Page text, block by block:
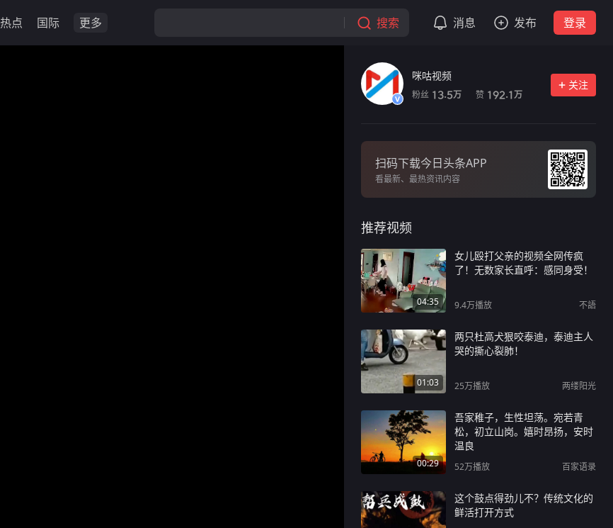
热点 国际 更多 搜索 消息 发布 登录
咪咕视频
粉丝 13.5万 赞 192.1万
关注
扫码下载今日头条APP
看最新、最热资讯内容
推荐视频
04:35
女儿殴打父亲的视频全网传疯
了！无数家长直呼：感同身受！
9.4万播放 不語
01:03
两只杜高犬狠咬泰迪，泰迪主人
哭的撕心裂肺！
25万播放 两缕阳光
00:29
吾家稚子，生性坦荡。宛若青
松，初立山岗。嬉时昂扬，安时
温良
52万播放 百家语录
这个鼓点得劲儿不？传统文化的
鲜活打开方式